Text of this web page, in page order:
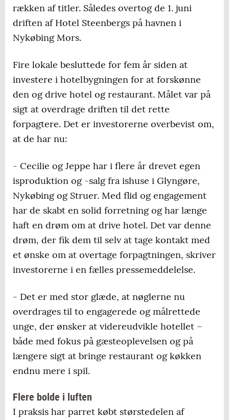
rækken af titler. Således overtog de 1. juni
driften af Hotel Steenbergs på havnen i
Nykøbing Mors.
Fire lokale besluttede for fem år siden at
investere i hotelbygningen for at forskønne
den og drive hotel og restaurant. Målet var på
sigt at overdrage driften til det rette
forpagtere. Det er investorerne overbevist om,
at de har nu:
- Cecilie og Jeppe har i flere år drevet egen
isproduktion og -salg fra ishuse i Glyngøre,
Nykøbing og Struer. Med flid og engagement
har de skabt en solid forretning og har længe
haft en drøm om at drive hotel. Det var denne
drøm, der fik dem til selv at tage kontakt med
et ønske om at overtage forpagtningen, skriver
investorerne i en fælles pressemeddelelse.
- Det er med stor glæde, at nøglerne nu
overdrages til to engagerede og målrettede
unge, der ønsker at videreudvikle hotellet –
både med fokus på gæsteoplevelsen og på
længere sigt at bringe restaurant og køkken
endnu mere i spil.
Flere bolde i luften
I praksis har parret købt størstedelen af